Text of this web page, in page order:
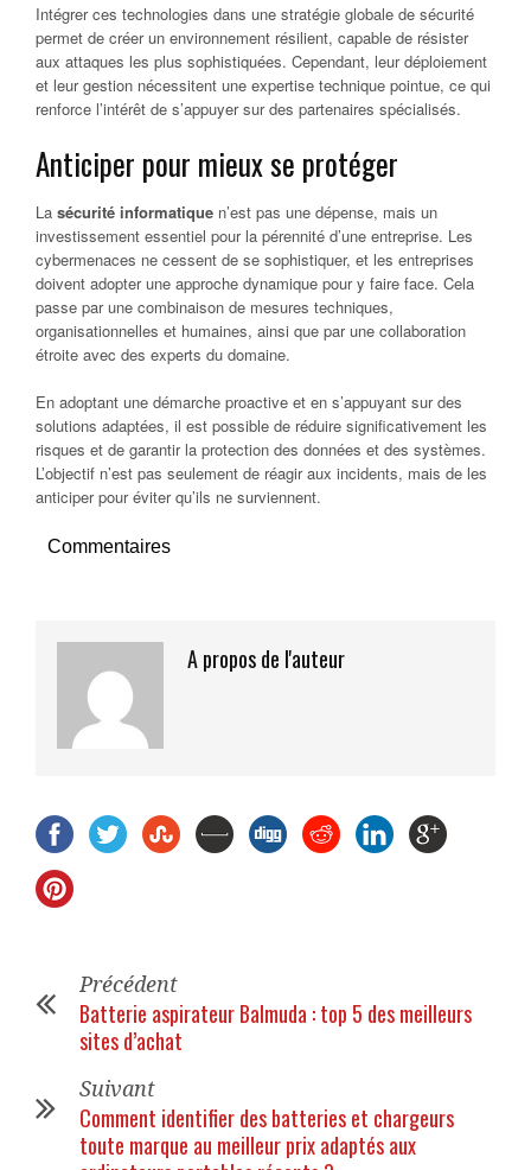
Intégrer ces technologies dans une stratégie globale de sécurité
permet de créer un environnement résilient, capable de résister
aux attaques les plus sophistiquées. Cependant, leur déploiement
et leur gestion nécessitent une expertise technique pointue, ce qui
renforce l’intérêt de s’appuyer sur des partenaires spécialisés.
Anticiper pour mieux se protéger
La sécurité informatique n’est pas une dépense, mais un
investissement essentiel pour la pérennité d’une entreprise. Les
cybermenaces ne cessent de se sophistiquer, et les entreprises
doivent adopter une approche dynamique pour y faire face. Cela
passe par une combinaison de mesures techniques,
organisationnelles et humaines, ainsi que par une collaboration
étroite avec des experts du domaine.
En adoptant une démarche proactive et en s’appuyant sur des
solutions adaptées, il est possible de réduire significativement les
risques et de garantir la protection des données et des systèmes.
L’objectif n’est pas seulement de réagir aux incidents, mais de les
anticiper pour éviter qu’ils ne surviennent.
Commentaires
A propos de l'auteur
Précédent
Batterie aspirateur Balmuda : top 5 des meilleurs
sites d’achat
Suivant
Comment identifier des batteries et chargeurs
toute marque au meilleur prix adaptés aux